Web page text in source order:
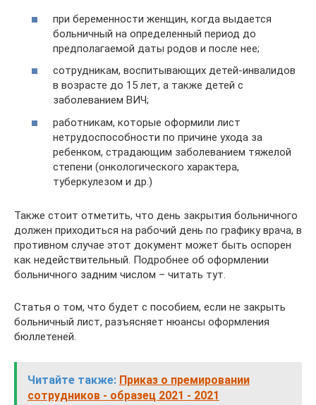
при беременности женщин, когда выдается
больничный на определенный период до
предполагаемой даты родов и после нее;
сотрудникам, воспитывающих детей-инвалидов
в возрасте до 15 лет, а также детей с
заболеванием ВИЧ;
работникам, которые оформили лист
нетрудоспособности по причине ухода за
ребенком, страдающим заболеванием тяжелой
степени (онкологического характера,
туберкулезом и др.)
Также стоит отметить, что день закрытия больничного
должен приходиться на рабочий день по графику врача, в
противном случае этот документ может быть оспорен
как недействительный. Подробнее об оформлении
больничного задним числом – читать тут.
Статья о том, что будет с пособием, если не закрыть
больничный лист, разъясняет нюансы оформления
бюллетеней.
Читайте также: Приказ о премировании
сотрудников - образец 2021 - 2021